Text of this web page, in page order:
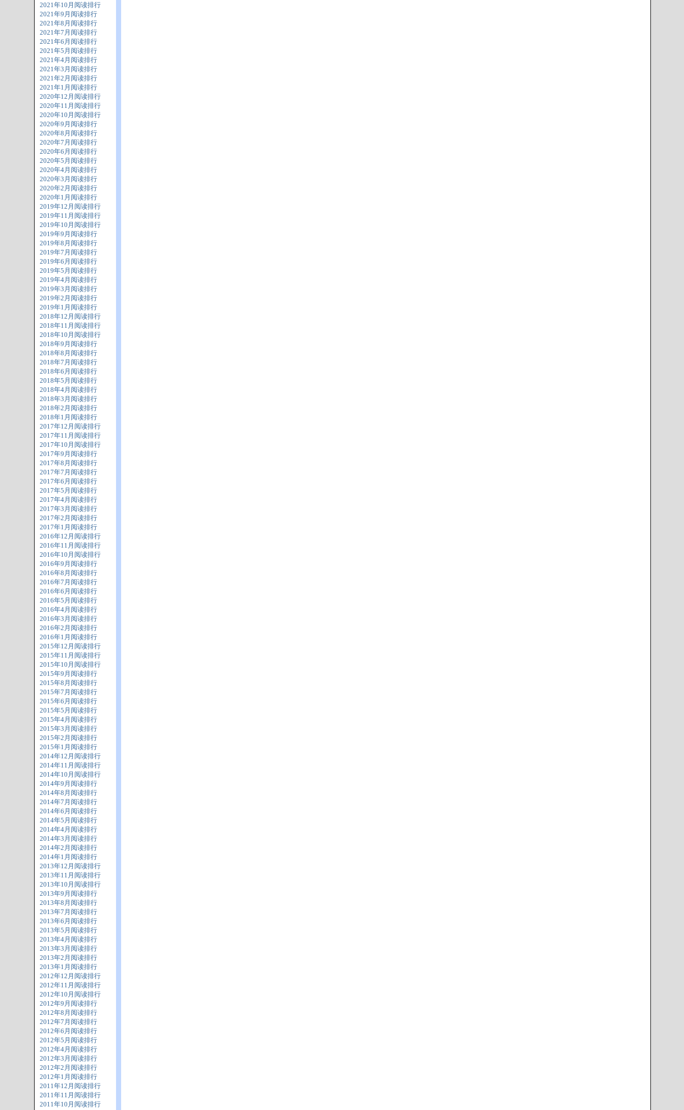
2021年10月阅读排行
2021年9月阅读排行
2021年8月阅读排行
2021年7月阅读排行
2021年6月阅读排行
2021年5月阅读排行
2021年4月阅读排行
2021年3月阅读排行
2021年2月阅读排行
2021年1月阅读排行
2020年12月阅读排行
2020年11月阅读排行
2020年10月阅读排行
2020年9月阅读排行
2020年8月阅读排行
2020年7月阅读排行
2020年6月阅读排行
2020年5月阅读排行
2020年4月阅读排行
2020年3月阅读排行
2020年2月阅读排行
2020年1月阅读排行
2019年12月阅读排行
2019年11月阅读排行
2019年10月阅读排行
2019年9月阅读排行
2019年8月阅读排行
2019年7月阅读排行
2019年6月阅读排行
2019年5月阅读排行
2019年4月阅读排行
2019年3月阅读排行
2019年2月阅读排行
2019年1月阅读排行
2018年12月阅读排行
2018年11月阅读排行
2018年10月阅读排行
2018年9月阅读排行
2018年8月阅读排行
2018年7月阅读排行
2018年6月阅读排行
2018年5月阅读排行
2018年4月阅读排行
2018年3月阅读排行
2018年2月阅读排行
2018年1月阅读排行
2017年12月阅读排行
2017年11月阅读排行
2017年10月阅读排行
2017年9月阅读排行
2017年8月阅读排行
2017年7月阅读排行
2017年6月阅读排行
2017年5月阅读排行
2017年4月阅读排行
2017年3月阅读排行
2017年2月阅读排行
2017年1月阅读排行
2016年12月阅读排行
2016年11月阅读排行
2016年10月阅读排行
2016年9月阅读排行
2016年8月阅读排行
2016年7月阅读排行
2016年6月阅读排行
2016年5月阅读排行
2016年4月阅读排行
2016年3月阅读排行
2016年2月阅读排行
2016年1月阅读排行
2015年12月阅读排行
2015年11月阅读排行
2015年10月阅读排行
2015年9月阅读排行
2015年8月阅读排行
2015年7月阅读排行
2015年6月阅读排行
2015年5月阅读排行
2015年4月阅读排行
2015年3月阅读排行
2015年2月阅读排行
2015年1月阅读排行
2014年12月阅读排行
2014年11月阅读排行
2014年10月阅读排行
2014年9月阅读排行
2014年8月阅读排行
2014年7月阅读排行
2014年6月阅读排行
2014年5月阅读排行
2014年4月阅读排行
2014年3月阅读排行
2014年2月阅读排行
2014年1月阅读排行
2013年12月阅读排行
2013年11月阅读排行
2013年10月阅读排行
2013年9月阅读排行
2013年8月阅读排行
2013年7月阅读排行
2013年6月阅读排行
2013年5月阅读排行
2013年4月阅读排行
2013年3月阅读排行
2013年2月阅读排行
2013年1月阅读排行
2012年12月阅读排行
2012年11月阅读排行
2012年10月阅读排行
2012年9月阅读排行
2012年8月阅读排行
2012年7月阅读排行
2012年6月阅读排行
2012年5月阅读排行
2012年4月阅读排行
2012年3月阅读排行
2012年2月阅读排行
2012年1月阅读排行
2011年12月阅读排行
2011年11月阅读排行
2011年10月阅读排行